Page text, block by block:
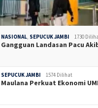
NASIONAL, SEPUCUK JAMBI 1730
Gangguan Landasan Pacu
SEPUCUK JAMBI 1574 Dilihat
Maulana Perkuat Ekonomi